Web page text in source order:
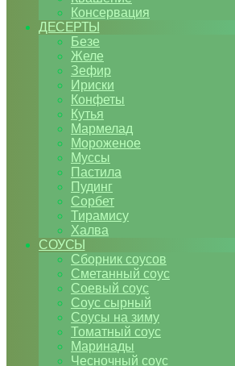
Консервация
ДЕСЕРТЫ
Безе
Желе
Зефир
Ириски
Конфеты
Кутья
Мармелад
Мороженое
Муссы
Пастила
Пудинг
Сорбет
Тирамису
Халва
СОУСЫ
Сборник соусов
Сметанный соус
Соевый соус
Соус сырный
Соусы на зиму
Томатный соус
Маринады
Чесночный соус